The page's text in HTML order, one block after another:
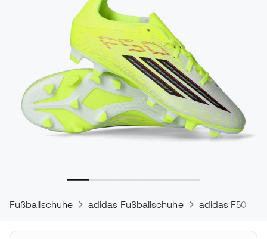
Fußballschuhe adidas Fußballschuhe adidas F50